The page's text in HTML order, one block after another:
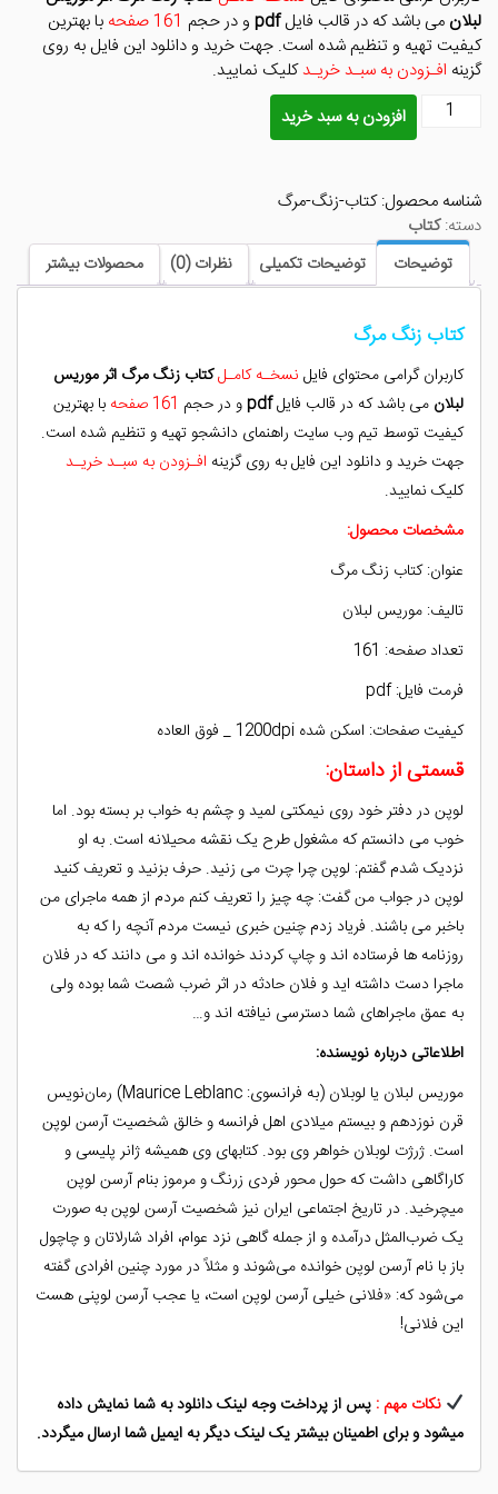
بود. است.
لبلان می باشد که در قالب فایلpdf و در حجم 161 صفحه
با بهترین
کیفیت تهیه و تنظیم شده است. جهت خرید و دانلود این فایل به روی
گزینه افـزودن به سبـد خریـدکلیک نمایید.
کتاب
افزودن به سبد خرید
شناسه محصول:کتاب-زنگ-مرگ
دسته:کتاب
توضیحات توضیحات تکمیلی نظرات (0) محصولات بیشتر
کتاب زنگ مرگ
کاربران گرامی محتوای فایل نسخـه کامـلکتاب زنگ مرگ اثر موریس
لبلان می باشد که در قالب فایلpdfو در حجم 161 صفحه
با بهترین
کیفیت توسط تیم وب سایت راهنمای دانشجو تهیه و تنظیم شده است.
جهت خرید و دانلود این فایل به روی گزینه افـزودن به سبـد خریـد
کلیک نمایید.
مشخصات محصول:
عنوان: کتاب زنگ مرگ
تالیف: موریس لبلان
تعداد صفحه: 161
فرمت فایل: pdf
کیفیت صفحات: اسکن شده 1200dpi _ فوق العاده
قسمتی از داستان:
لوپن در دفتر خود روی نیمکتی لمید و چشم به خواب بر بسته بود. اما
خوب می دانستم که مشغول طرح یک نقشه محیلانه است. به او
نزدیک شدم گفتم: لوپن چرا چرت می زنید. حرف بزنید و تعریف کنید
لوپن در جواب من گفت: چه چیز را تعریف کنم مردم از همه ماجرای من
باخبر می باشند. فریاد زدم چنین خبری نیست مردم آنچه را که به
روزنامه ها فرستاده اند و چاپ کردند خوانده اند و می دانند که در فلان
ماجرا دست داشته اید و فلان حادثه در اثر ضرب شصت شما بوده ولی
به عمق ماجراهای شما دسترسی نیافته اند و…
اطلاعاتی درباره نویسنده:
موریس لبلان یا لوبلان (به فرانسوی: Maurice Leblanc) رمان‌نویس
قرن نوزدهم و بیستم میلادی اهل فرانسه و خالق شخصیت آرسن لوپن
است. ژرژت لوبلان خواهر وی بود. کتابهای وی همیشه ژانر پلیسی و
کاراگاهی داشت که حول محور فردی زرنگ و مرموز بنام آرسن لوپن
میچرخید. در تاریخ اجتماعی ایران نیز شخصیت آرسن لوپن به صورت
یک ضرب‌المثل درآمده و از جمله گاهی نزد عوام، افراد شارلاتان و چاچول
باز با نام آرسن لوپن خوانده می‌شوند و مثلاً در مورد چنین افرادی گفته
می‌شود که: «فلانی خیلی آرسن لوپن است، یا عجب آرسن لوپنی هست
این فلانی!
نکات مهم : پس از پرداخت وجه لینک دانلود به شما نمایش داده
میشود و برای اطمینان بیشتر یک لینک دیگر به ایمیل شما ارسال میگردد.